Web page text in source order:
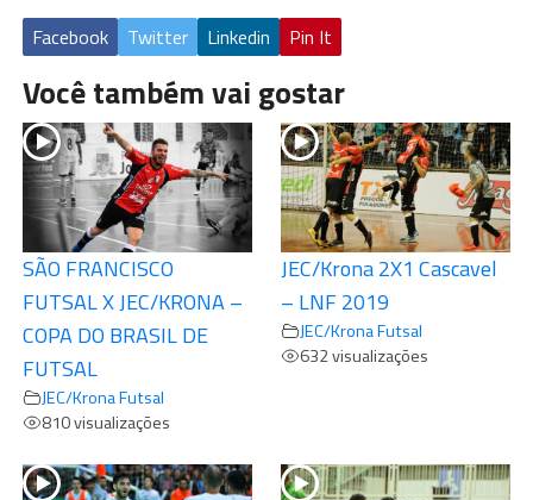
Facebook Twitter Linkedin Pin It
Você também vai gostar
SÃO FRANCISCO
FUTSAL X JEC/KRONA –
COPA DO BRASIL DE
FUTSAL
JEC/Krona Futsal
810 visualizações
JEC/Krona 2X1 Cascavel
– LNF 2019
JEC/Krona Futsal
632 visualizações